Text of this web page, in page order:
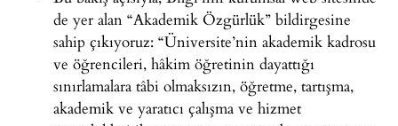
de yer alan “Akademik Özgürlük” bildirgesine
sahip çıkıyoruz: “Üniversite’nin akademik kadrosu
ve öğrencileri, hâkim öğretinin dayattığı
sınırlamalara tâbi olmaksızın, öğretme, tartışma,
akademik ve yaratıcı çalışma ve hizmet